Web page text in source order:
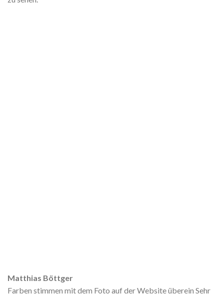
Matthias Böttger
Farben stimmen mit dem Foto auf der Website überein Sehr